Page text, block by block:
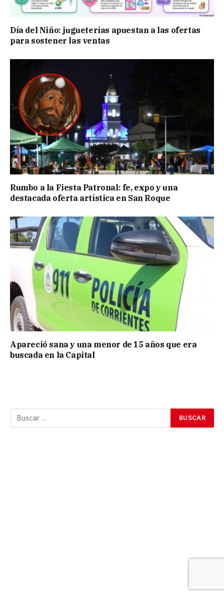
Día del Niño: jugueterías apuestan a las ofertas
para sostener las ventas
Rumbo a la Fiesta Patronal: fe, expo y una
destacada oferta artística en San Roque
Apareció sana y una menor de 15 años que era
buscada en la Capital